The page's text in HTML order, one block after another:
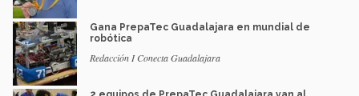
Gana PrepaTec Guadalajara en mundial de
robótica
Redacción I Conecta Guadalajara